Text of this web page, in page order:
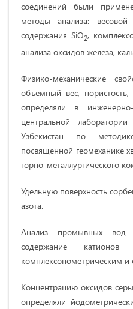
соединений были
методы анализа:
содержания SiO2,
анализа оксидов железа,
Физико-механические
объемный вес, пористость,
определяли в инженерно-
центральной лаборатории
Узбекистан по
посвященной геомеханике
горно-металлургического
Удельную поверхность
азота.
Анализ промывных вод
содержание
комплексонометрическим
Концентрацию оксидов
определяли